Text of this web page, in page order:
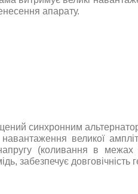
апарату.
синхронним
навантаження великої
(коливання в межах
, забезпечує довговічність